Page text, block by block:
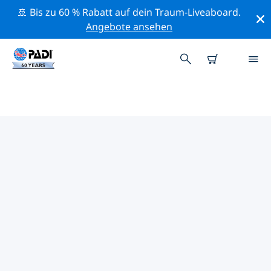
🚢 Bis zu 60 % Rabatt auf dein Traum-Liveaboard.
Angebote ansehen